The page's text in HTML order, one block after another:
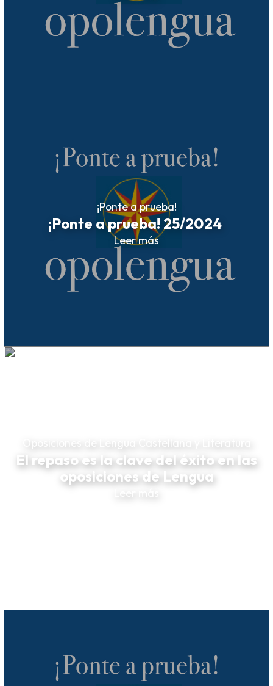
¡Ponte a prueba!
¡Ponte a prueba! 25/2024
Leer más
Oposiciones de Lengua Castellana y Literatura
El repaso es la clave del éxito en las
oposiciones de Lengua
Leer más